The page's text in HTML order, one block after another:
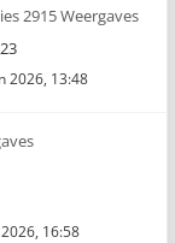
2915 Weergaves
2026, 13:48
16:58